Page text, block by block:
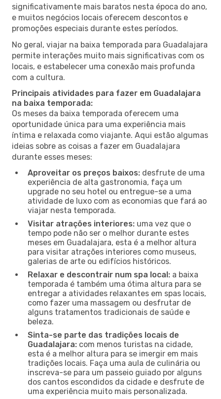
significativamente mais baratos nesta época do ano,
e muitos negócios locais oferecem descontos e
promoções especiais durante estes períodos.
No geral, viajar na baixa temporada para Guadalajara
permite interações muito mais significativas com os
locais, e estabelecer uma conexão mais profunda
com a cultura.
Principais atividades para fazer em Guadalajara
na baixa temporada:
Os meses da baixa temporada oferecem uma
oportunidade única para uma experiência mais
íntima e relaxada como viajante. Aqui estão algumas
ideias sobre as coisas a fazer em Guadalajara
durante esses meses:
Aproveitar os preços baixos: desfrute de uma
experiência de alta gastronomia, faça um
upgrade no seu hotel ou entregue-se a uma
atividade de luxo com as economias que fará ao
viajar nesta temporada.
Visitar atrações interiores: uma vez que o
tempo pode não ser o melhor durante estes
meses em Guadalajara, esta é a melhor altura
para visitar atrações interiores como museus,
galerias de arte ou edifícios históricos.
Relaxar e descontrair num spa local: a baixa
temporada é também uma ótima altura para se
entregar a atividades relaxantes em spas locais,
como fazer uma massagem ou desfrutar de
alguns tratamentos tradicionais de saúde e
beleza.
Sinta-se parte das tradições locais de
Guadalajara: com menos turistas na cidade,
esta é a melhor altura para se imergir em mais
tradições locais. Faça uma aula de culinária ou
inscreva-se para um passeio guiado por alguns
dos cantos escondidos da cidade e desfrute de
uma experiência muito mais personalizada.